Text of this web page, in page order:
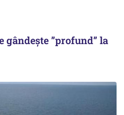
gândește ”profund” la